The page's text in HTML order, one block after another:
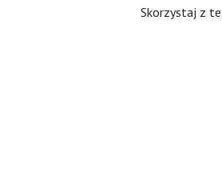
Skorzystaj z